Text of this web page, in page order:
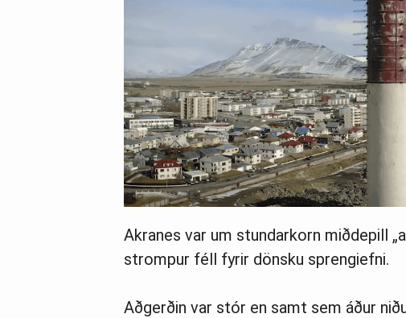
Akranes var um stundarkorn miðdepill
strompur féll fyrir dönsku sprengiefni.
Aðgerðin var stór en samt sem áður